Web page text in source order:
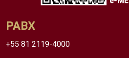
PABX
+55 81 2119-4000